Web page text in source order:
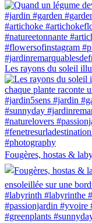
Les rayons du soleil
Fougères, hostas &